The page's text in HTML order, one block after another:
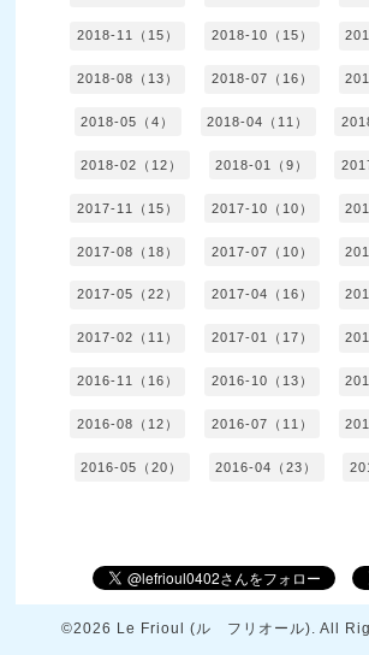
2018-11（15） 2018-10（15）
2018-08（13） 2018-07（16）
2018-05（4） 2018-04（11）
2018-02（12） 2018-01（9）
2017-11（15） 2017-10（10）
2017-08（18） 2017-07（10）
2017-05（22） 2017-04（16）
2017-02（11） 2017-01（17）
2016-11（16） 2016-10（13）
2016-08（12） 2016-07（11）
2016-05（20） 2016-04（23）
©2026 Le Frioul (ル フリオール). All